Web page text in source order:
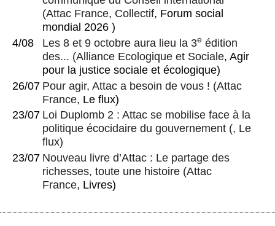
(Attac France, Collectif, Forum social
mondial 2026 )
4/08
Les 8 et 9 octobre aura lieu la 3e édition
des... (Alliance Ecologique et Sociale, Agir
pour la justice sociale et écologique)
26/07 Pour agir, Attac a besoin de vous ! (Attac
France, Le flux)
23/07 Loi Duplomb 2 : Attac se mobilise face à la
politique écocidaire du gouvernement (, Le
flux)
23/07 Nouveau livre d’Attac : Le partage des
richesses, toute une histoire (Attac
France, Livres)